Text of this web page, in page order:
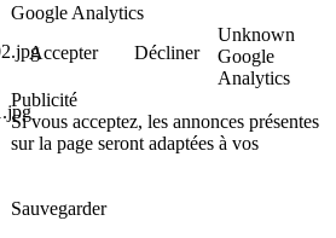
Google Analytics
Accepter
Décliner
Unknown
Google
Analytics
Publicité
Si vous acceptez, les annonces présentes
sur la page seront adaptées à vos
Sauvegarder